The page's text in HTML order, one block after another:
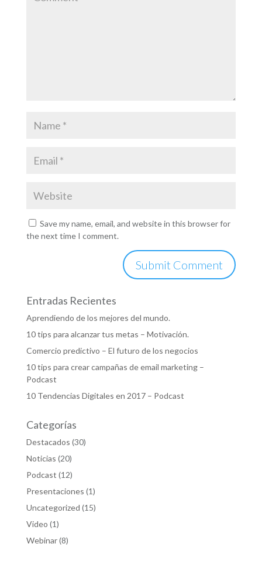
Save my name, email, and website in this browser for
the next time I comment.
Entradas Recientes
Aprendiendo de los mejores del mundo.
10 tips para alcanzar tus metas – Motivación.
Comercio predictivo – El futuro de los negocios
10 tips para crear campañas de email marketing –
Podcast
10 Tendencias Digitales en 2017 – Podcast
Categorías
Destacados (30)
Noticias (20)
Podcast (12)
Presentaciones (1)
Uncategorized (15)
Video (1)
Webinar(8)